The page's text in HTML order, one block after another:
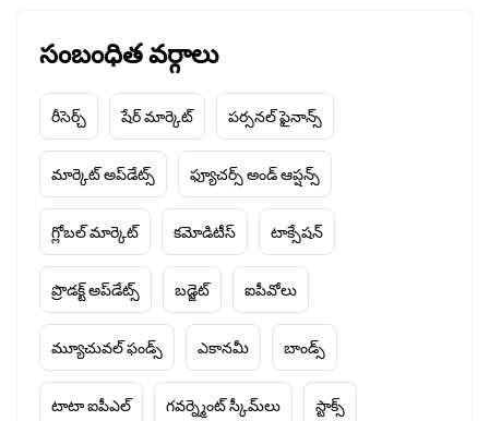
సంబంధిత వర్గాలు
రీసెర్చ్ షేర్ మార్కెట్ పర్సనల్ ఫైనాన్స్
మార్కెట్ అప్‌డేట్స్ ఫ్యూచర్స్ అండ్ ఆప్షన్స్
గ్లోబల్ మార్కెట్ కమోడిటీస్ టాక్సేషన్
ప్రొడక్ట్ అప్‌డేట్స్ బడ్జెట్ ఐపీవోలు
మ్యూచువల్ ఫండ్స్ ఎకానమీ బాండ్స్
టాటా ఐపీఎల్ గవర్న్మెంట్ స్కీమ్‌లు స్టాక్స్